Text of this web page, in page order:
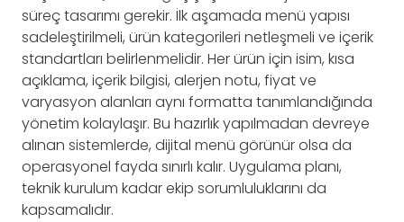
süreç tasarımı gerekir. İlk aşamada menü yapısı
sadeleştirilmeli, ürün kategorileri netleşmeli ve içerik
standartları belirlenmelidir. Her ürün için isim, kısa
açıklama, içerik bilgisi, alerjen notu, fiyat ve
varyasyon alanları aynı formatta tanımlandığında
yönetim kolaylaşır. Bu hazırlık yapılmadan devreye
alınan sistemlerde, dijital menü görünür olsa da
operasyonel fayda sınırlı kalır. Uygulama planı,
teknik kurulum kadar ekip sorumluluklarını da
kapsamalıdır.